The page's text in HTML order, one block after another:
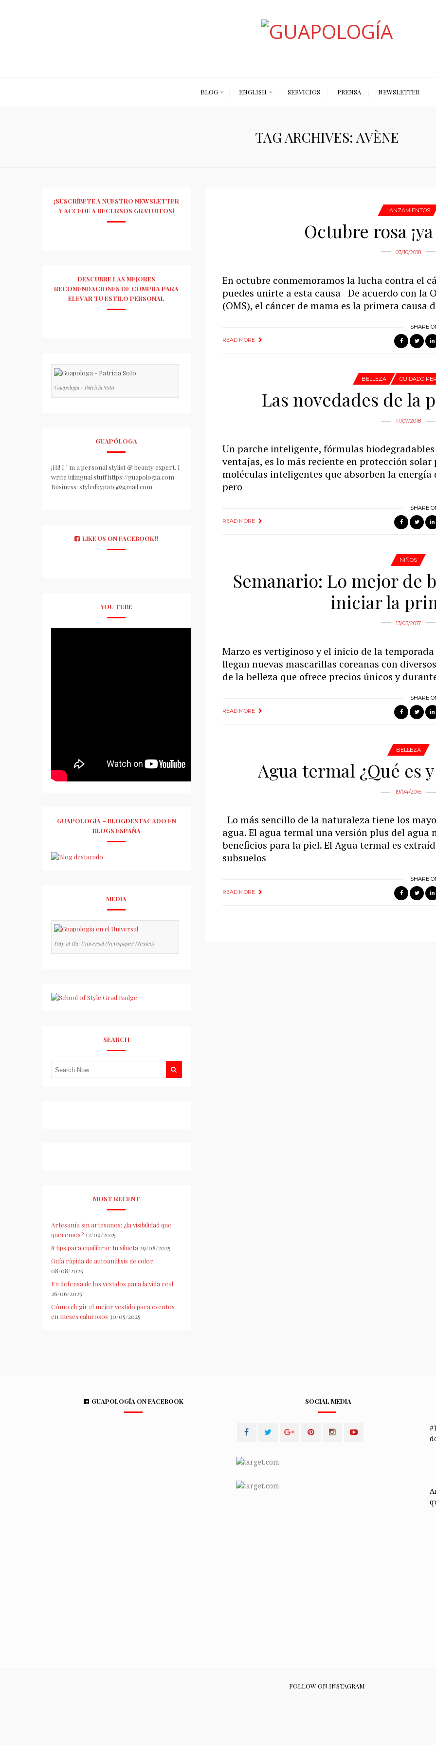
BLOG ENGLISH SERVICIOS PRENSA NEWSLETTER
TAG ARCHIVES: AVÈNE
LANZAMIENTOS
Octubre rosa
03/10/2018
En octubre conmemoramos la lucha contra el
puedes unirte a esta causa De acuerdo con la
(OMS), el cáncer de mama es la primera causa
READ MORE
SHARE
BELLEZA CUIDADO
Las novedades de la
17/07/2018
Un parche inteligente, fórmulas
ventajas, es lo más reciente en protección
moléculas inteligentes que absorben la energía
pero
READ MORE
SHARE
NIÑOS
Semanario: Lo mejor de
iniciar la
13/03/2017
Marzo es vertiginoso y el inicio de la
llegan nuevas mascarillas coreanas con
de la belleza que ofrece precios únicos y
READ MORE
SHARE
BELLEZA
Agua termal ¿Qué es
19/04/2016
Lo más sencillo de la naturaleza tiene los
agua. El agua termal una versión plus del agua
beneficios para la piel. El Agua termal es
subsuelos
READ MORE
SHARE
¡SUSCRÍBETE A NUESTRO NEWSLETTER
Y ACCEDE A RECURSOS GRATUITOS!
DESCUBRE LAS MEJORES
RECOMENDACIONES DE COMPRA PARA
ELEVAR TU ESTILO PERSONAL
Guapologa - Patricia Soto
GUAPÓLOGA
¡Hi! I ´ m a personal stylist & beauty expert. I
write bilingual stuff https://guapologia.com
Business: styledbypaty@gmail.com
LIKE US ON FACEBOOK!!
YOU TUBE
GUAPOLOGÍA – BLOGDESTACADO EN
BLOGS ESPAÑA
MEDIA
Paty at the Universal (Newspaper Mexico)
SEARCH
MOST RECENT
Artesanía sin artesanos: ¿la visibilidad que
queremos? 12/09/2025
8 tips para equilibrar tu silueta 29/08/2025
Guía rápida de autoanálisis de color
08/08/2025
En defensa de los vestidos para la vida real
26/06/2025
Cómo elegir el mejor vestido para eventos
en meses calurosos 30/05/2025
GUAPOLOGÍA ON FACEBOOK SOCIAL MEDIA
FOLLOW ON INSTAGRAM